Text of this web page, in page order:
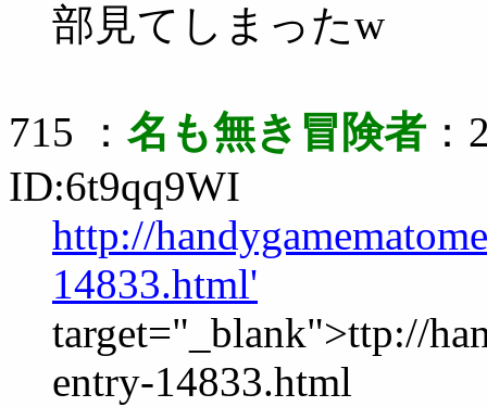
部見てしまったw
715 ： 名も無き冒険者
ID:6t9qq9WI
http://
14833.html'
target="_blank">ttp://
entry-14833.html